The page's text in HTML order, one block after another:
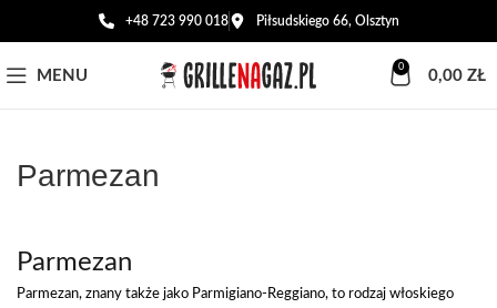
+48 723 990 018 Piłsudskiego 66, Olsztyn
MENU 0 0,00 ZŁ
Parmezan
Parmezan
Parmezan, znany także jako Parmigiano-Reggiano, to rodzaj włoskiego